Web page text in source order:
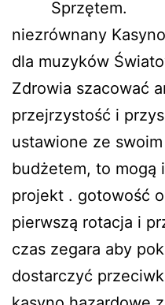
Sprzętem.
niezrównany
dla muzyków
Zdrowia szacować
przejrzystość i
ustawione ze
budżetem, to mogą
projekt . gotowość
pierwszą rotacja i
czas zegara aby
dostarczyć